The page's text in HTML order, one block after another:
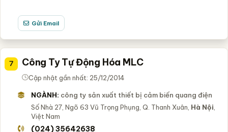
Gửi Email
7 Công Ty Tự Động Hóa MLC
Cập nhật gần nhất: 25/12/2014
NGÀNH: công ty sản xuất thiết bị cảm biến quang điện
Số Nhà 27, Ngõ 63 Vũ Trọng Phụng, Q. Thanh Xuân, Hà Nội
Việt Nam
(024) 35642638